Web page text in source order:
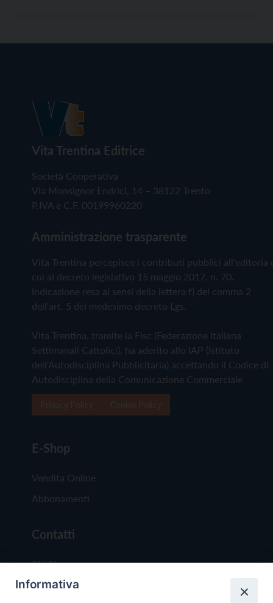
Vita Trentina Editrice
Società Cooperativa
Via Monsignor Endrici, 14 – 38122 Trento
P.IVA e C.F. 00199960220
Amministrazione trasparente
Vita Trentina percepisce i contributi pubblici all'editoria
cui al decreto legislativo 15 maggio 2017, n. 70.
Indicazione resa ai sensi della lettera f) del comma 2
dell'art. 5 del medesimo decreto Lgs.
Vita Trentina, tramite la Fisc (Federazione Italiana
Settimanali Cattolici), ha aderito allo IAP (Istituto
dell'Autodisciplina Pubblicitaria) accettando il Codice di
Autodisciplina della Comunicazione Commerciale
E-Shop
Vendita Online
Abbonamenti
Contatti
Chi Siamo
Redazione
Informativa